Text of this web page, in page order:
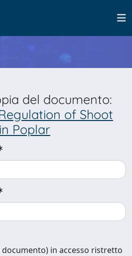
del documento:
of Shoot
Poplar
in accesso ristretto